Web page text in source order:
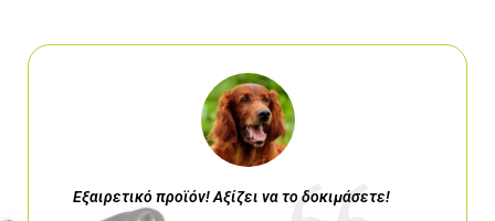
Εξαιρετικό προϊόν! Αξίζει να το δοκιμάσετε!